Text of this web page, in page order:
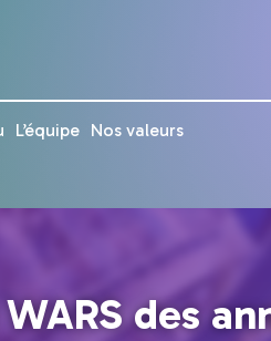
L’équipe Nos valeurs
des